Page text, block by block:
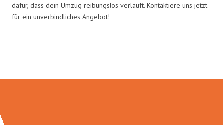
dafür, dass dein Umzug reibungslos verläuft. Kontaktiere uns jetzt
für ein unverbindliches Angebot!